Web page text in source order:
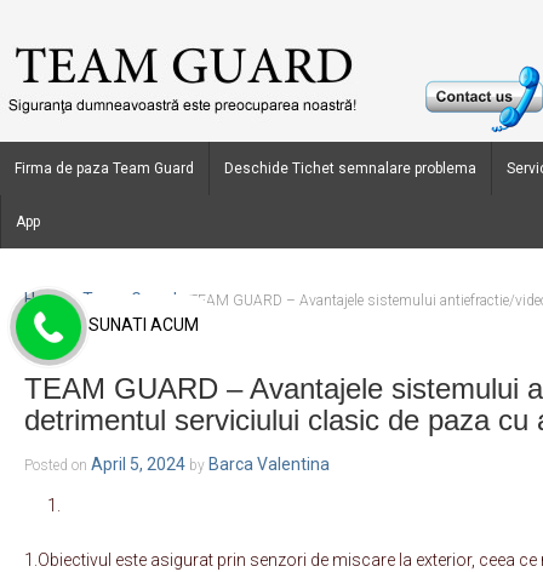
Firma de paza Team Guard Deschide Tichet semnalare problema
App
Home › Team Guard
TEAM GUARD – Avantajele sistemului antiefractie/
paza cu agent
TEAM GUARD – Avantajele sistemului
detrimentul serviciului clasic de paza cu
Posted on April 5, 2024 by Barca Valentina
1.Obiectivul este asigurat prin senzori de miscare la exterior, ceea
SUNATI ACUM